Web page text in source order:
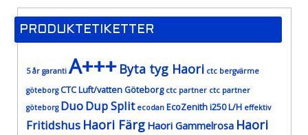
PRODUKTETIKETTER
5 år garanti A+++ Byta tyg Haori ctc bergvärme
göteborg CTC Luft/vatten Göteborg ctc partner ctc partner
göteborg DuoDup Split ecodan EcoZenith i250 L/H effektiv
Fritidshus Haori Färg Haori Gammelrosa Haori